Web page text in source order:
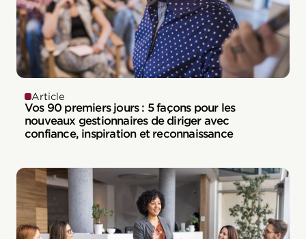
Article
Vos 90 premiers jours : 5 façons pour les
nouveaux gestionnaires de diriger avec
confiance, inspiration et reconnaissance